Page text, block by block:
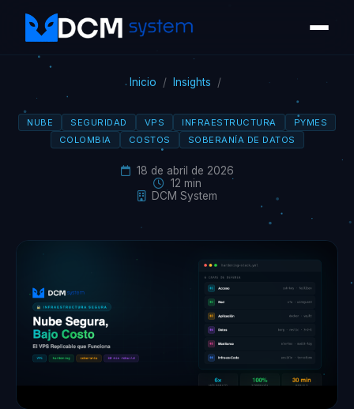
Inicio / Insights /
NUBE SEGURIDAD VPS INFRAESTRUCTURA
PYMES
COLOMBIA
COSTOS SOBERANÍA DE DATOS
18 de abril de 2026
12 min
DCM System